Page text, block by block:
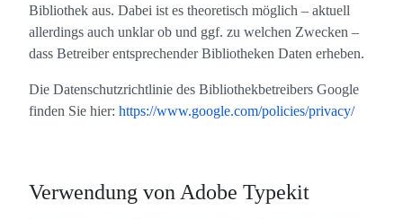
Bibliothek aus. Dabei ist es theoretisch möglich – aktuell
allerdings auch unklar ob und ggf. zu welchen Zwecken –
dass Betreiber entsprechender Bibliotheken Daten erheben.
Die Datenschutzrichtlinie des Bibliothekbetreibers Google
finden Sie hier: https://www.google.com/policies/privacy/
Verwendung von Adobe Typekit